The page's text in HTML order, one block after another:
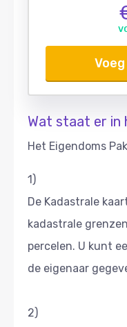
Wat staat er in
Het Eigendoms
1)
De Kadastrale
kadastrale
percelen. U kunt
de eigenaar
2)